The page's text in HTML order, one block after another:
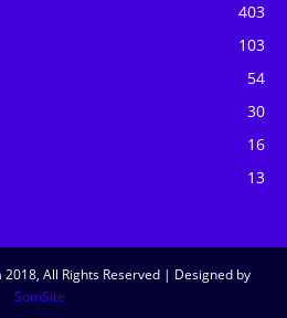
403
103
54
30
16
13
All Rights Reserved | Designed by
SomSite